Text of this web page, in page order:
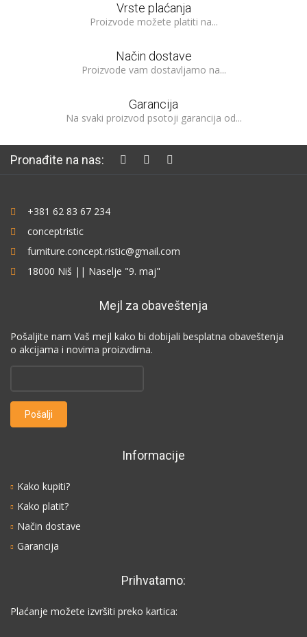
Vrste plaćanja
Proizvode možete platiti na...
Način dostave
Proizvode vam dostavljamo na...
Garancija
Na svaki proizvod psotoji garancija od...
Pronađite na nas:
+381 62 83 67 234
conceptristic
furniture.concept.ristic@gmail.com
18000 Niš || Naselje "9. maj"
Mejl za obaveštenja
Pošaljite nam Vaš mejl kako bi dobijali besplatna obaveštenja
o akcijama i novima proizvdima.
Informacije
Kako kupiti?
Kako platit?
Način dostave
Garancija
Prihvatamo:
Plaćanje možete izvršiti preko kartica: